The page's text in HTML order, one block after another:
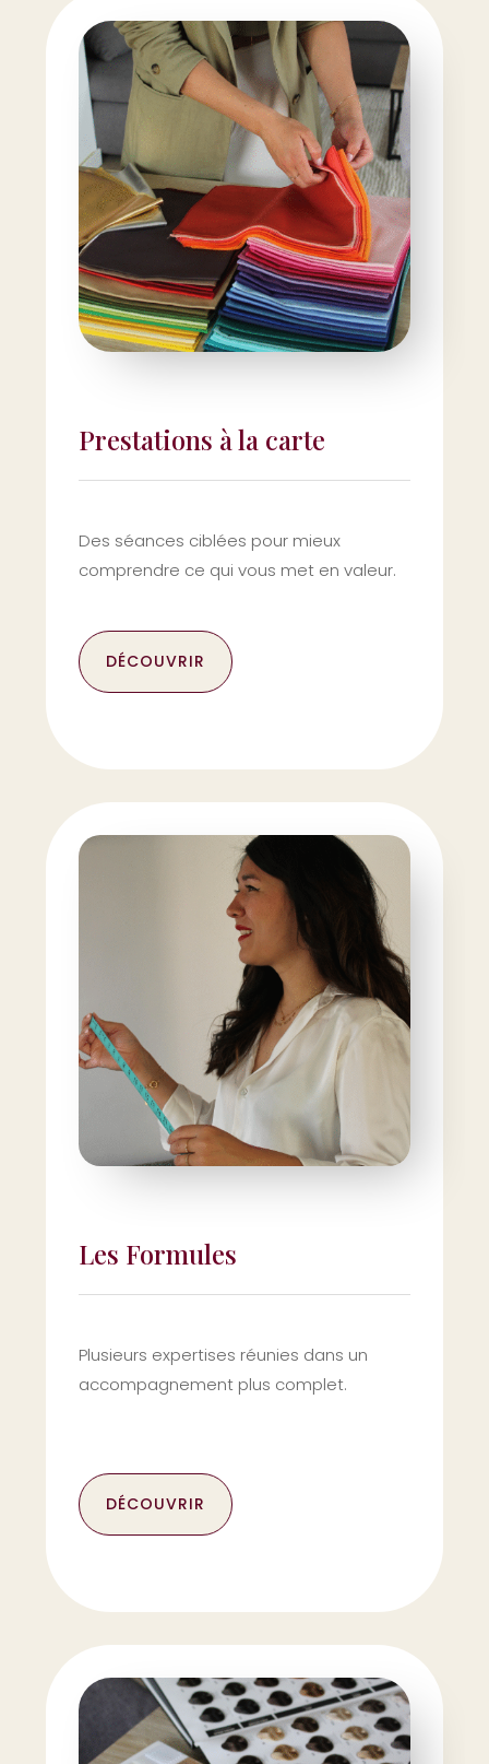
Prestations à la carte
Des séances ciblées pour mieux
comprendre ce qui vous met en valeur.
DÉCOUVRIR
Les Formules
Plusieurs expertises réunies dans un
accompagnement plus complet.
DÉCOUVRIR